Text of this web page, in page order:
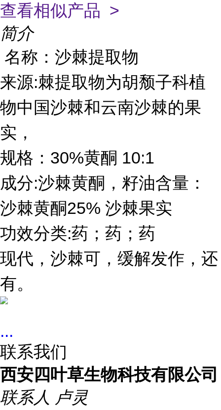
查看相似产品 >
简介
名称：沙棘提取物
来源:棘提取物为胡颓子科植
物中国沙棘和云南沙棘的果
实，
规格： 30%黄酮 10:1
成分:沙棘黄酮，籽油含量：
沙棘黄酮25% 沙棘果实
功效分类:药；药；药
现代，沙棘可，缓解发作，还
有。
...
联系我们
西安四叶草生物科技有限公司
联系人 卢灵